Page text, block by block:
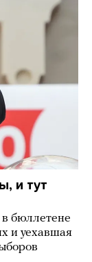
и тут
бюллетене
и уехавшая